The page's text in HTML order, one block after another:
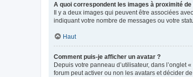
A quoi correspondent les images à proximité de
Il y a deux images qui peuvent être associées
indiquant votre nombre de messages ou votre
Haut
Comment puis-je afficher un avatar ?
Depuis votre panneau d’utilisateur, dans l’onglet
forum peut activer ou non les avatars et décider